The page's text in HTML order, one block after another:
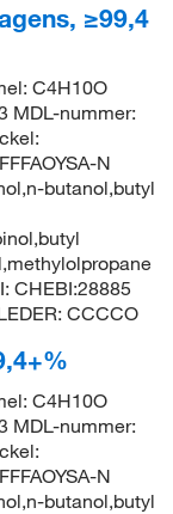
≥99,4
C4H10O
MDL-nummer:
N
butanol,butyl
CHEBI:28885
CCCCO
C4H10O
MDL-nummer:
N
butanol,butyl